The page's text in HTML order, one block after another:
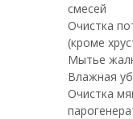
смесей
Очистка
(кроме
Мытье
Влажная
Очистка